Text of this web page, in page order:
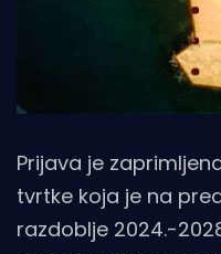
Prijava je
tvrtke koja je na
razdoblje 2024.-